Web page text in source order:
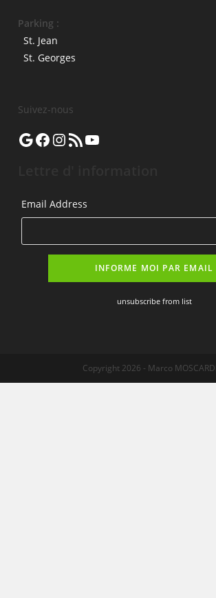
Parking :
St. Jean
St. Georges
Suivez-nous
GoogleFacebook
Instagram
Flux RSS YouTube
Email Address
unsubscribe from list
Copyright 2026 - Marco